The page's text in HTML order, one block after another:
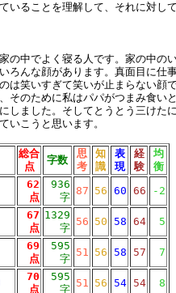
いることを理解して、それに対し
の中でよく寝る人です。家の中の
ろんな顔があります。真面目に仕
は笑いすぎて笑いが止まらない顔
そのために私はパパがつまみ食い
しました。そしてとうとう三けた
いこうと思います。
総合
点
字数
思
考
知
識
表
現
経
験
均
衡
62
点
936
字
87 56 60 66
-2
67
点
1329
字
56 50 58 64
5
69
点
595
字
51 56 58 57
7
70
点
595
字
51 56 54 54 8